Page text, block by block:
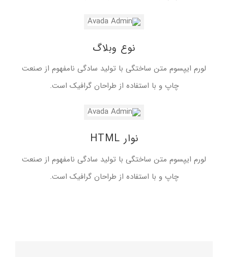
نوع وبلاگ
لورم ایپسوم متن ساختگی با تولید سادگی نامفهوم از صنعت
چاپ و با استفاده از طراحان گرافیک است.
نوار HTML
لورم ایپسوم متن ساختگی با تولید سادگی نامفهوم از صنعت
چاپ و با استفاده از طراحان گرافیک است.